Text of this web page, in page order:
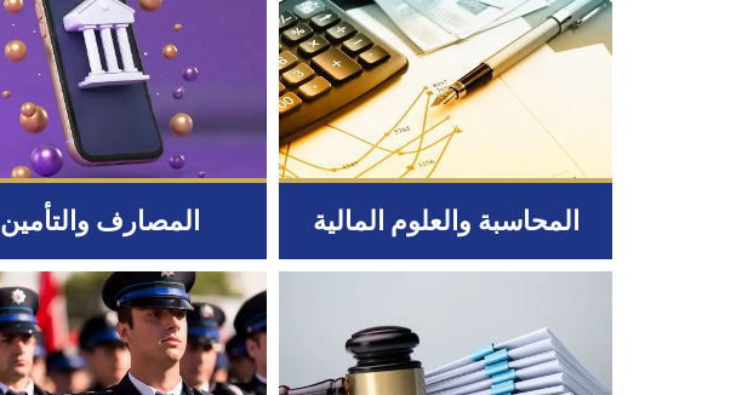
المحاسبة والعلوم المالية المصارف والتأمين